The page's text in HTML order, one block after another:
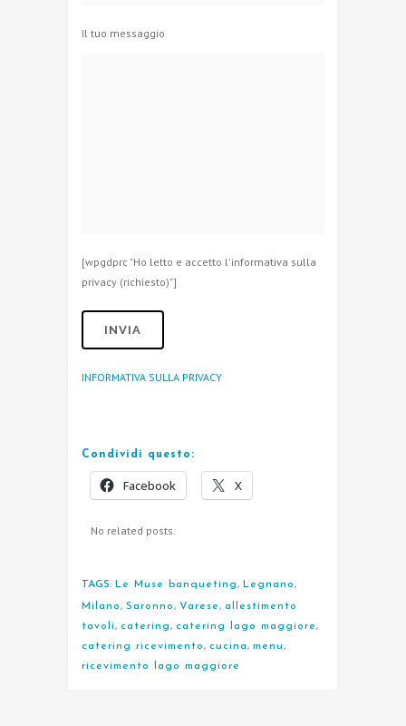
Il tuo messaggio
[wpgdprc "Ho letto e accetto l'informativa sulla
privacy (richiesto)"]
INFORMATIVA SULLA PRIVACY
Condividi questo:
Facebook X
No related posts.
TAGS: Le Muse banqueting, Legnano,
Milano, Saronno, Varese, allestimento
tavoli, catering, catering lago maggiore,
catering ricevimento, cucina, menu,
ricevimento lago maggiore